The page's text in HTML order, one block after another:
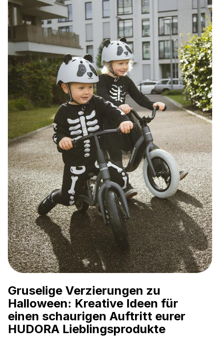
Gruselige Verzierungen zu
Halloween: Kreative Ideen für
einen schaurigen Auftritt eurer
HUDORA Lieblingsprodukte